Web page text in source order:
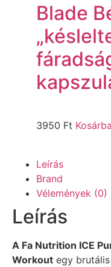
Blade
3950 Ft
Leírás
Brand
Vélemények (0)
Leírás
A Fa Nutrition ICE
Workout egy